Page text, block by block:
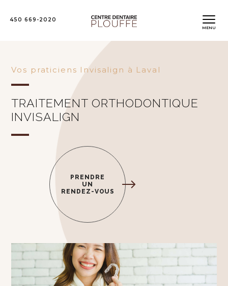
450 669-2020
MENU
Vos praticiens Invisalign à Laval
TRAITEMENT ORTHODONTIQUE
INVISALIGN
PRENDRE
UN
RENDEZ-VOUS